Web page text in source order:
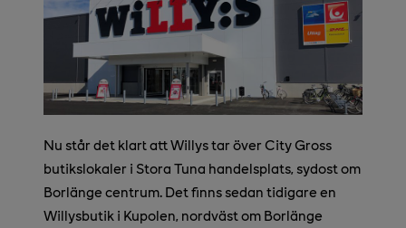
Nu står det klart att Willys tar över City Gross
butikslokaler i Stora Tuna handelsplats, sydost om
Borlänge centrum. Det finns sedan tidigare en
Willysbutik i Kupolen, nordväst om Borlänge